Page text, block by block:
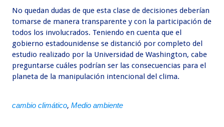
No quedan dudas de que esta clase de decisiones deberían
tomarse de manera transparente y con la participación de
todos los involucrados. Teniendo en cuenta que el
gobierno estadounidense se distanció por completo del
estudio realizado por la Universidad de Washington, cabe
preguntarse cuáles podrían ser las consecuencias para el
planeta de la manipulación intencional del clima.
cambio climático,Medio ambiente